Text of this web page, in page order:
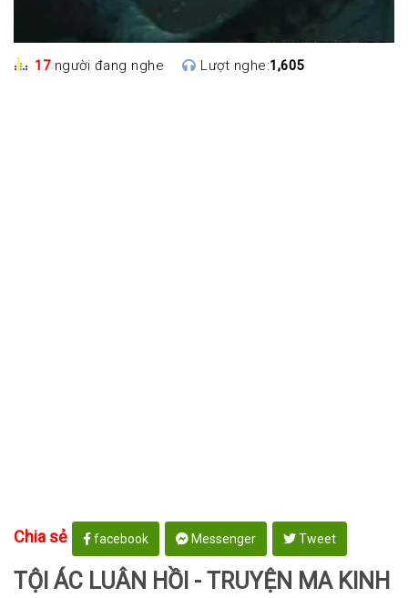
17người đang nghe Lượt nghe:1,605
Chia sẻ facebook Messenger Tweet
TỘI ÁC LUÂN HỒI - TRUYỆN MA KINH